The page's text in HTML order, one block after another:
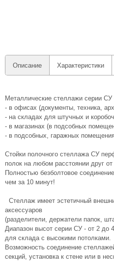
Описание Характеристики
Металлические стеллажи серии
- в офисах (документы, техника,
- на складах для штучных и
- в магазинах (в подсобных
- в подсобных, гаражных
Стойки полочного стеллажа СУ
полок на любом расстоянии друг
Полностью безболтовое
чем за 10 минут!
Стеллаж имеет эстетичный
аксессуаров
(разделители, держатели папок,
Диапазон высот серии СУ - от 2 до
для склада с высокими потолками.
Возможность соединение
секций, установка к стене или в